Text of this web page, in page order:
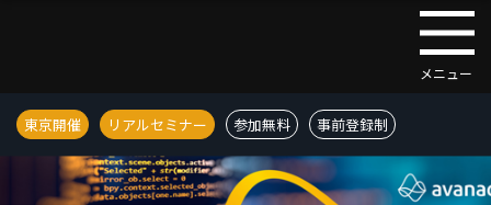
東京開催 リアルセミナー 参加無料 事前登録制